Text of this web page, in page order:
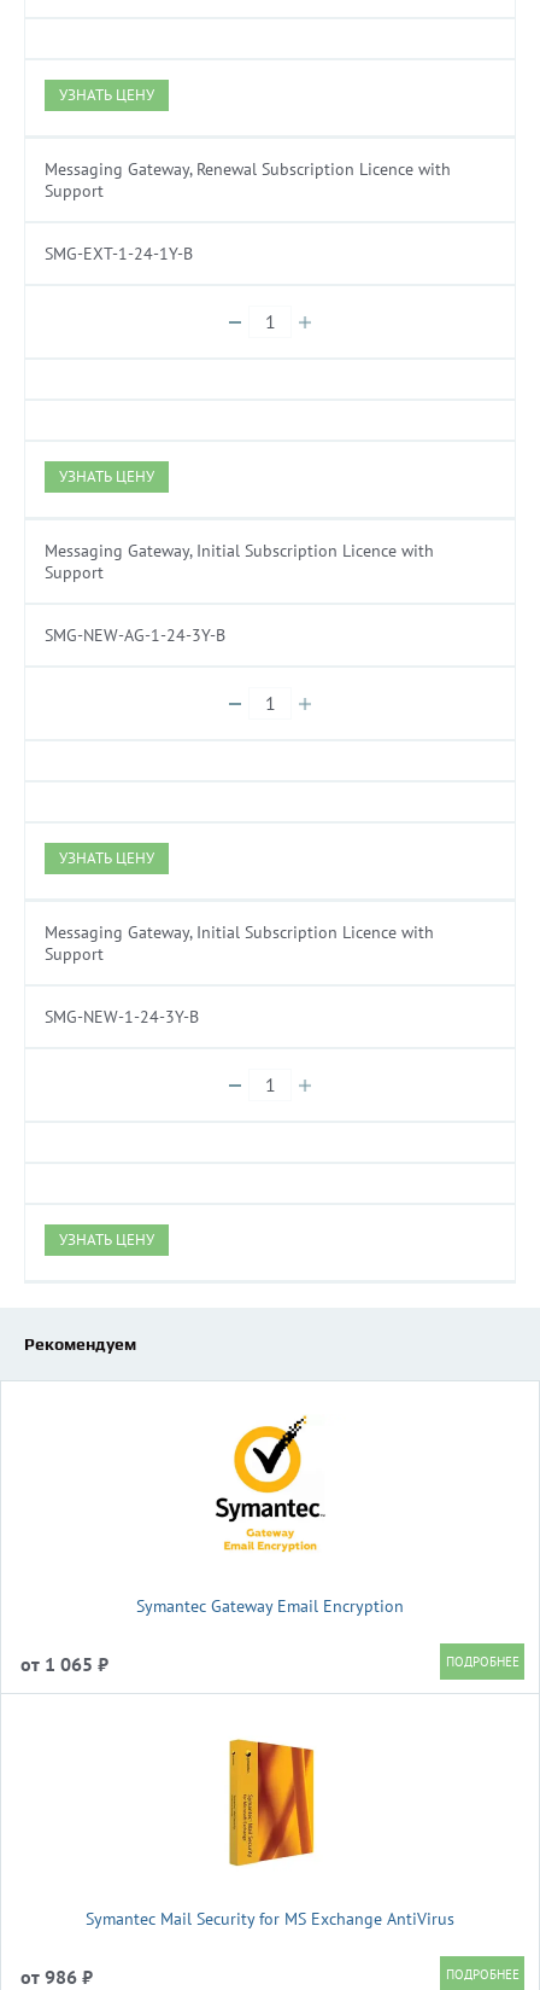
УЗНАТЬ ЦЕНУ
Messaging Gateway, Renewal Subscription Licence with
Support
SMG-EXT-1-24-1Y-B
УЗНАТЬ ЦЕНУ
Messaging Gateway, Initial Subscription Licence with
Support
SMG-NEW-AG-1-24-3Y-B
УЗНАТЬ ЦЕНУ
Messaging Gateway, Initial Subscription Licence with
Support
SMG-NEW-1-24-3Y-B
УЗНАТЬ ЦЕНУ
Рекомендуем
Symantec Gateway Email Encryption
от 1 065 ₽
Symantec Mail Security for MS Exchange AntiVirus
от 986 ₽